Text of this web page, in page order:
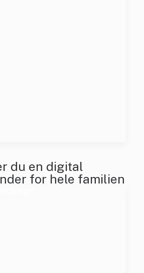
du en digital
for hele familien